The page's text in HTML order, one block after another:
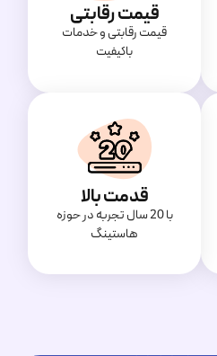
قیمت رقابتی
قیمت‌ رقابتی و خدمات
باکیفیت
قدمت بالا
با 20 سال تجربه در حوزه
هاستینگ